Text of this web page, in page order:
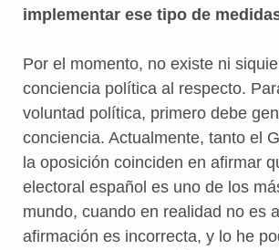
implementar ese tipo de
Por el momento, no existe ni
conciencia política al respecto.
voluntad política, primero debe
conciencia. Actualmente, tanto el
la oposición coinciden en afirmar
electoral español es uno de los
mundo, cuando en realidad no es
afirmación es incorrecta, y lo he